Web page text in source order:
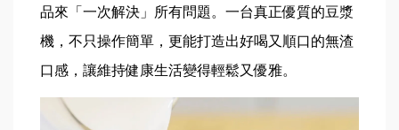
品來「一次解決」所有問題。一台真正優質的豆漿
機，不只操作簡單，更能打造出好喝又順口的無渣
口感，讓維持健康生活變得輕鬆又優雅。